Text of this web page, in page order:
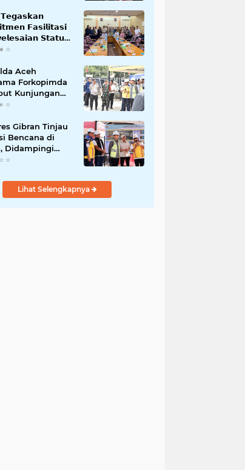
𝗙𝗮𝘀𝗶𝗹𝗶𝘁𝗮𝘀𝗶
𝗦𝘁𝗮𝘁𝘂𝘀
𝗕𝗹𝗮𝗻𝗴 𝗣𝗮𝗱𝗮𝗻𝗴
Aceh
Forkopimda
Kunjungan
Presiden
Gibran Tinjau
Bencana di
Didampingi
Dek Fadh
Lihat Selengkapnya